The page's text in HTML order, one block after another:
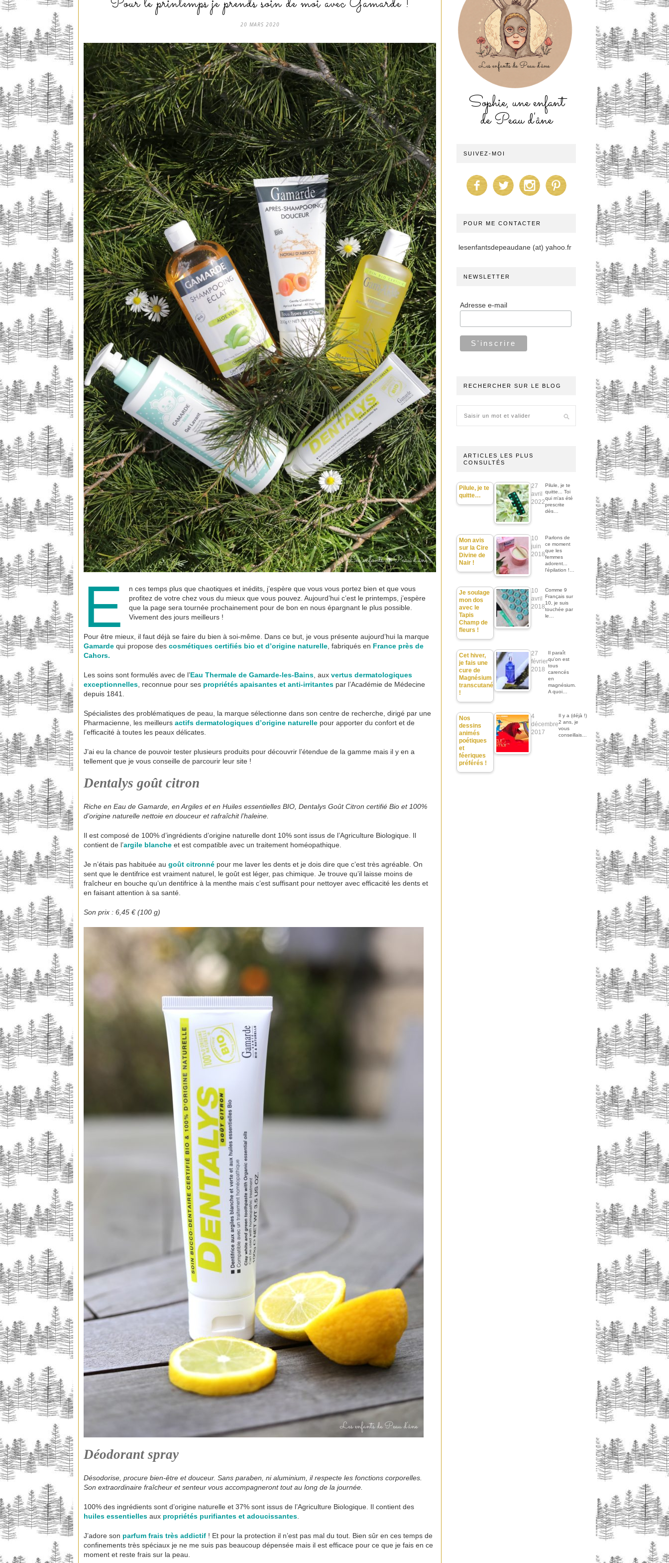
20 MARS 2020
E
n ces temps plus que chaotiques et inédits, j’espère que vous vous portez bien et que vous
profitez de votre chez vous du mieux que vous pouvez. Aujourd’hui c’est le printemps, j’espère
que la page sera tournée prochainement pour de bon en nous épargnant le plus possible.
Vivement des jours meilleurs !
Pour être mieux, il faut déjà se faire du bien à soi-même. Dans ce but, je vous présente aujourd’hui la marque
Gamarde qui propose des cosmétiques certifiés bio et d’origine naturelle , fabriqués en France près de
Cahors.
Les soins sont formulés avec de l’Eau Thermale de Gamarde-les-Bains , aux vertus dermatologiques
exceptionnelles , reconnue pour ses propriétés apaisantes et anti-irritantes par l’Académie de Médecine
depuis 1841.
Spécialistes des problématiques de peau, la marque sélectionne dans son centre de recherche, dirigé par une
Pharmacienne, les meilleurs actifs dermatologiques d’origine naturelle pour apporter du confort et de
l’efficacité à toutes les peaux délicates.
J’ai eu la chance de pouvoir tester plusieurs produits pour découvrir l’étendue de la gamme mais il y en a
tellement que je vous conseille de parcourir leur site !
Dentalys goût citron
Riche en Eau de Gamarde, en Argiles et en Huiles essentielles BIO, Dentalys Goût Citron certifié Bio et 100%
d’origine naturelle nettoie en douceur et rafraîchit l’haleine.
Il est composé de 100% d’ingrédients d’origine naturelle dont 10% sont issus de l’Agriculture Biologique. Il
contient de l’argile blanche et est compatible avec un traitement homéopathique.
Je n’étais pas habituée au goût citronné pour me laver les dents et je dois dire que c’est très agréable. On
sent que le dentifrice est vraiment naturel, le goût est léger, pas chimique. Je trouve qu’il laisse moins de
fraîcheur en bouche qu’un dentifrice à la menthe mais c’est suffisant pour nettoyer avec efficacité les dents et
en faisant attention à sa santé.
Son prix : 6,45 € (100 g)
Déodorant spray
Désodorise, procure bien-être et douceur. Sans paraben, ni aluminium, il respecte les fonctions corporelles.
Son extraordinaire fraîcheur et senteur vous accompagneront tout au long de la journée.
100% des ingrédients sont d’origine naturelle et 37% sont issus de l’Agriculture Biologique. Il contient des
huiles essentielles aux propriétés purifiantes et adoucissantes
J’adore son parfum frais très addictif ! Et pour la protection il n’est pas mal du tout. Bien sûr en ces temps de
confinements très spéciaux je ne me suis pas beaucoup dépensée mais il est efficace pour ce que je fais en ce
moment et reste frais sur la peau.
Sophie, une enfant
de Peau d'âne
SUIVEZ-MOI
POUR ME CONTACTER
lesenfantsdepeaudane (at) yahoo.fr
NEWSLETTER
Adresse e-mail
RECHERCHER SUR LE BLOG
ARTICLES LES PLUS
CONSULTÉS
Pilule, je te
quitte…
27
avril
2022
Pilule, je te
quitte... Toi
qui m'as été
prescrite
dès…
Mon avis
sur la Cire
Divine de
Nair !
10
juin
2018
Parlons de
ce moment
que les
femmes
adorent...
l'épilation !…
Je soulage
mon dos
avec le
Tapis
Champ de
fleurs !
10
avril
2018
Comme 9
Français sur
10, je suis
touchée par
le…
Cet hiver,
je fais une
cure de
Magnésium
transcutané
!
27
février
2018
Il paraît
qu'on est
tous
carencés
en
magnésium.
A quoi…
Nos
dessins
animés
poétiques
et
féeriques
préférés !
4
décembre
2017
Il y a (déjà !)
2 ans, je
vous
conseillais…